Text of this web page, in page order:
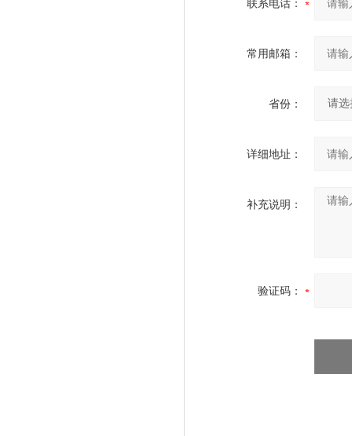
联系电话：
常用邮箱：
省份：
详细地址：
补充说明：
验证码：